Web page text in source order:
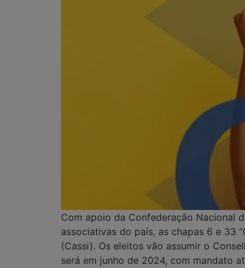
Com apoio da Confederação Nacional
associativas do país, as chapas 6 e 33
(Cassi). Os eleitos vão assumir o
será em junho de 2024, com mandato